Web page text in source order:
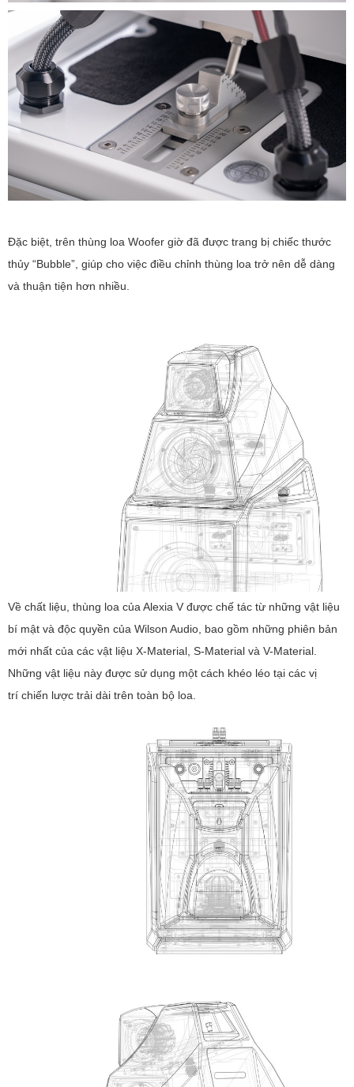
Đặc biệt, trên thùng loa Woofer giờ đã được trang bị chiếc thước
thủy “Bubble”, giúp cho việc điều chỉnh thùng loa trở nên dễ dàng
và thuận tiện hơn nhiều.
Về chất liệu, thùng loa của Alexia V được chế tác từ những vật liệu
bí mật và độc quyền của Wilson Audio, bao gồm những phiên bản
mới nhất của các vật liệu X-Material, S-Material và V-Material.
Những vật liệu này được sử dụng một cách khéo léo tại các vị
trí chiến lược trải dài trên toàn bộ loa.